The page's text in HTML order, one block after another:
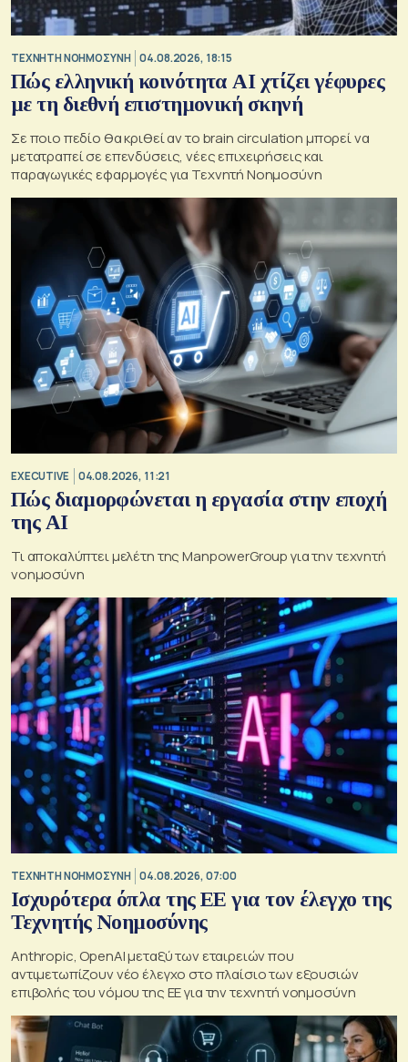
TΕΧΝΗΤΗ ΝΟΗΜΟΣΥΝΗ 04.08.2026, 18:15
Πώς ελληνική κοινότητα AI χτίζει γέφυρες
με τη διεθνή επιστημονική σκηνή
Σε ποιο πεδίο θα κριθεί αν το brain circulation μπορεί να
μετατραπεί σε επενδύσεις, νέες επιχειρήσεις και
παραγωγικές εφαρμογές για Τεχνητή Νοημοσύνη
EXECUTIVE 04.08.2026, 11:21
Πώς διαμορφώνεται η εργασία στην εποχή
της AI
Τι αποκαλύπτει μελέτη της ManpowerGroup για την τεχνητή
νοημοσύνη
TΕΧΝΗΤΗ ΝΟΗΜΟΣΥΝΗ 04.08.2026, 07:00
Ισχυρότερα όπλα της ΕΕ για τον έλεγχο της
Τεχνητής Νοημοσύνης
Anthropic, OpenAI μεταξύ των εταιρειών που
αντιμετωπίζουν νέο έλεγχο στο πλαίσιο των εξουσιών
επιβολής του νόμου της ΕΕ για την τεχνητή νοημοσύνη